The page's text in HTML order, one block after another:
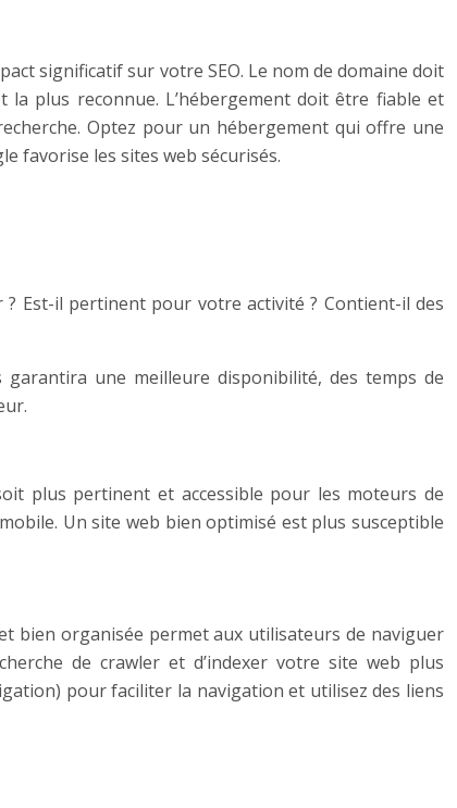
significatif sur votre SEO. Le nom de domaine doit
plus reconnue. L’hébergement doit être fiable et
Optez pour un hébergement qui offre une
favorise les sites web sécurisés.
Est-il pertinent pour votre activité ? Contient-il des
une meilleure disponibilité, des temps de
plus pertinent et accessible pour les moteurs de
Un site web bien optimisé est plus susceptible
bien organisée permet aux utilisateurs de naviguer
de crawler et d’indexer votre site web plus
pour faciliter la navigation et utilisez des liens